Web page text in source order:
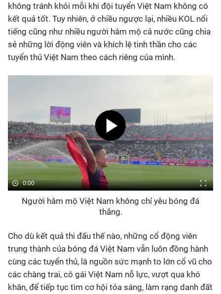
không tránh khỏi mỗi khi đội tuyển Việt Nam không có
kết quả tốt. Tuy nhiên, ở chiều ngược lại, nhiều KOL nổi
tiếng cũng như nhiều người hâm mộ cả nước cũng chia
sẻ những lời động viên và khích lệ tinh thần cho các
tuyển thủ Việt Nam theo cách riêng của mình.
0:00
Người hâm mộ Việt Nam không chỉ yêu bóng đá
thắng.
Cho dù kết quả thi đấu thế nào, những cổ động viên
trung thành của bóng đá Việt Nam vẫn luôn đồng hành
cùng các tuyển thủ, là nguồn sức mạnh to lớn cổ vũ cho
các chàng trai, cô gái Việt Nam nỗ lực, vượt qua khó
khăn, để tiếp tục tìm cơ hội tỏa sáng, làm rạng danh đất